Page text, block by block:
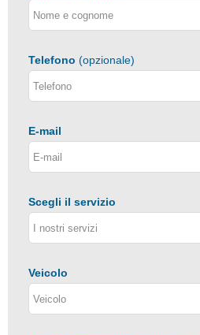
Telefono (opzionale)
E-mail
Scegli il servizio
Veicolo